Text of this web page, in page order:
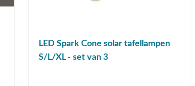
LED Spark Cone solar tafellampen
S/L/XL - set van 3